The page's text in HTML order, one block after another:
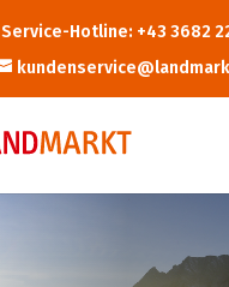
Service-Hotline: +43 3682